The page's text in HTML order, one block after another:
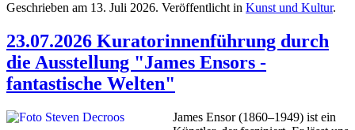
Geschrieben am 13. Juli 2026. Veröffentlicht in Kunst und Kultur.
23.07.2026 Kuratorinnenführung durch
die Ausstellung "James Ensors -
fantastische Welten"
James Ensor (1860–1949) ist ein